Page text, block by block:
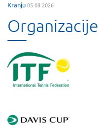
Kranju05.08.2026
Organizacije